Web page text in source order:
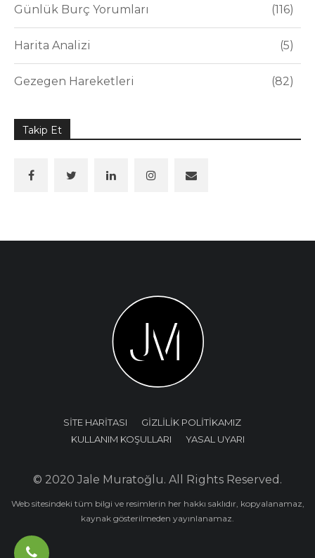
Günlük Burç Yorumları 116
Harita Analizi 5
Gezegen Hareketleri 82
Takip Et
SİTE HARİTASI
GİZLİLİK POLİTİKAMIZ
KULLANIM KOŞULLARI
YASAL UYARI
© 2020 Jale Muratoğlu. All Rights Reserved.
Web sitesindeki tüm bilgi ve resimlerin her hakkı saklıdır, kopyalanamaz,
kaynak gösterilmeden yayınlanamaz.